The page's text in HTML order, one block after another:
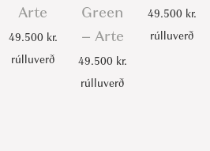
Arte
49.500 kr.
rúlluverð
Green
– Arte
49.500 kr.
rúlluverð
49.500 kr.
rúlluverð